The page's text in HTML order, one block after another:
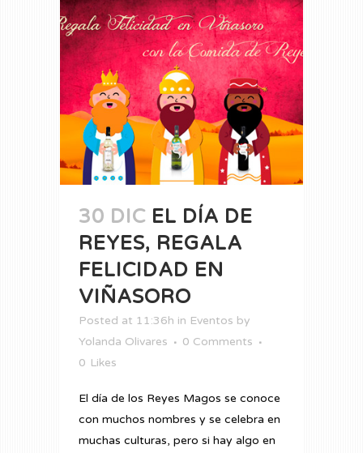
30 DIC EL DÍA DE
REYES, REGALA
FELICIDAD EN
VIÑASORO
Posted at 11:36h in Eventos by
Yolanda Olivares
0 Comments
0 Likes
El día de los Reyes Magos se conoce
con muchos nombres y se celebra en
muchas culturas, pero si hay algo en